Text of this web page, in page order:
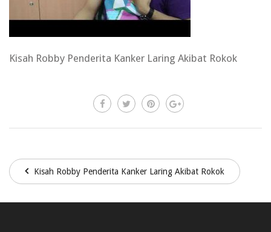
Kisah Robby Penderita Kanker Laring Akibat Rokok
Kisah Robby Penderita Kanker Laring Akibat Rokok